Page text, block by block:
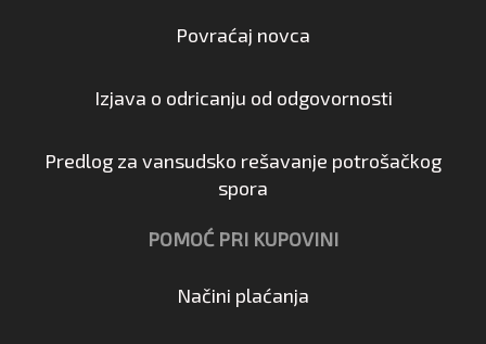
Povraćaj novca
Izjava o odricanju od odgovornosti
Predlog za vansudsko rešavanje potrošačkog
spora
POMOĆ PRI KUPOVINI
Načini plaćanja